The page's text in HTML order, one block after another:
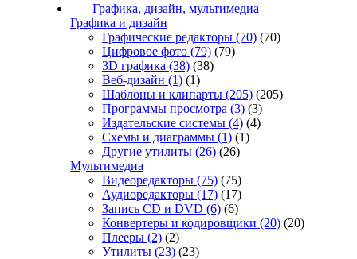
Графика, дизайн, мультимедиа
Графика и дизайн
Графические редакторы (70) (70)
Цифровое фото (79) (79)
3D графика (38) (38)
Веб-дизайн (1) (1)
Шаблоны и клипарты (205) (205)
Программы просмотра (3) (3)
Издательские системы (4) (4)
Схемы и диаграммы (1) (1)
Другие утилиты (26) (26)
Мультимедиа
Видеоредакторы (75) (75)
Аудиоредакторы (17) (17)
Запись CD и DVD (6) (6)
Конвертеры и кодировщики (20) (20)
Плееры (2) (2)
Утилиты (23) (23)